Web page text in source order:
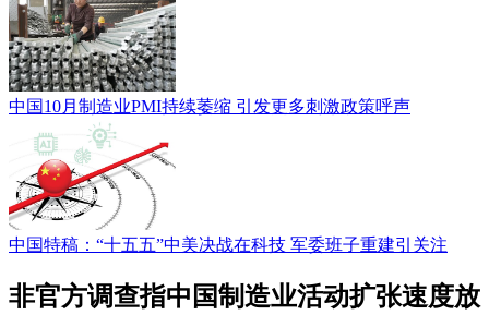
中国10月制造业PMI持续萎缩 引发更多刺激政策呼声
中国特稿：“十五五”中美决战在科技 军委班子重建引关注
非官方调查指中国制造业活动扩张速度放